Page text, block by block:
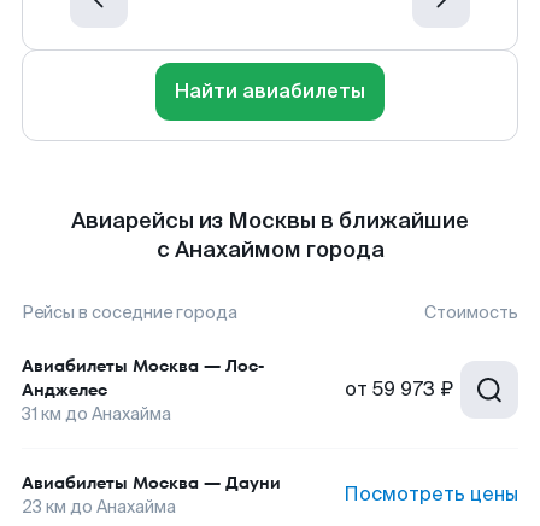
Найти авиабилеты
Авиарейсы из Москвы в ближайшие
с Анахаймом города
Рейсы в соседние города Стоимость
Авиабилеты Москва — Лос-
Анджелес
31 км до Анахайма
от 59 973 ₽
Авиабилеты Москва — Дауни
23 км до Анахайма Посмотреть цены